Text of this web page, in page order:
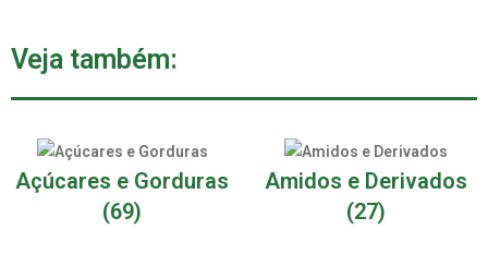
Veja também:
Açúcares e Gorduras
(69)
Amidos e Derivados
(27)